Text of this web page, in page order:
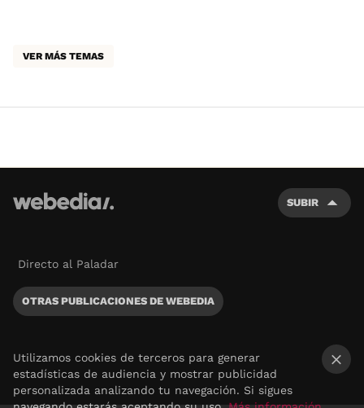
VER MÁS TEMAS
SUBIR
Directo al Paladar
OTRAS PUBLICACIONES DE WEBEDIA
Utilizamos cookies de terceros para generar
estadísticas de audiencia y mostrar publicidad
personalizada analizando tu navegación. Si sigues